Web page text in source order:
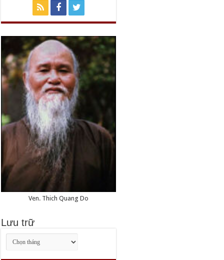
Ven. Thich Quang Do
Lưu trữ
Lưu
trữ